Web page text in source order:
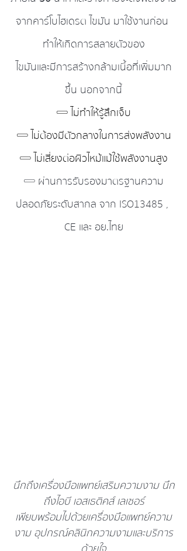
จากคาร์โบไฮเดรต ไขมัน มาใช้งานก่อน
ทำให้เกิดการสลายตัวของ
ไขมันและมีการสร้างกล้ามเนื้อที่เพิ่มมาก
ขึ้น นอกจากนี้
𓏔 ไม่ทำให้รู้สึกเจ็บ
𓏔 ไม่ต้องมีตัวกลางในการส่งพลังงาน
𓏔 ไม่เสี่ยงต่อผิวไหม้แม้ใช้พลังงานสูง
𓏔 ผ่านการรับรองมาตรฐานความ
ปลอดภัยระดับสากล จาก ISO13485 ,
CE และ อย.ไทย
นึกถึงเครื่องมือแพทย์เสริมความงาม นึก
ถึงไอบี เอสเธติคส์ เลเซอร์
เพียบพร้อมไปด้วยเครื่องมือแพทย์ความ
งาม อุปกรณ์คลินิกความงามและบริการ